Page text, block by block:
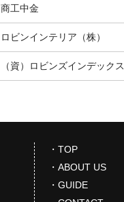
商工中金
ロビンインテリア（株）
（資）ロビンズインデックス
・TOP
・ABOUT US
・GUIDE